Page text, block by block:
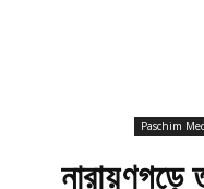
Paschim
নারায়ণগড়ে